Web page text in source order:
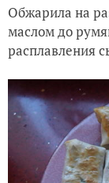
Обжарила на
маслом до
расплавления